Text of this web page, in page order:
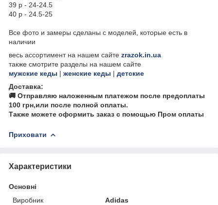
39 р - 24-24.5
40 р - 24.5-25
Все фото и замеры сделаны с моделей, которые есть в
наличии
весь ассортимент на нашем сайте zrazok.in.ua
также смотрите разделы на нашем сайте
мужские кеды | женские кеды | детские
Доставка:
🚚 Отправляю наложенным платежом после предоплаты
100 грн,или после полной оплаты.
Также можете оформить заказ с помощью Пром оплаты
Приховати
Характеристики
Основні
Виробник
Adidas